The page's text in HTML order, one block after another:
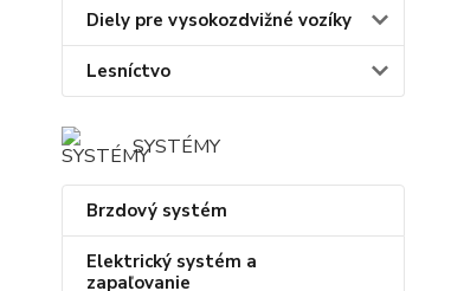
Diely pre vysokozdvižné vozíky
Lesníctvo
SYSTÉMY
Brzdový systém
Elektrický systém a
zapaľovanie